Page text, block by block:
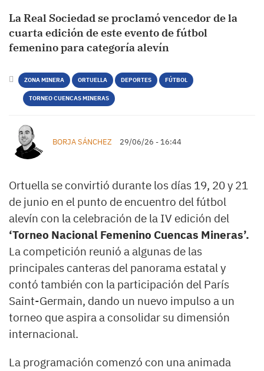
La Real Sociedad se proclamó vencedor de la
cuarta edición de este evento de fútbol
femenino para categoría alevín
ZONA MINERA ORTUELLA DEPORTES FÚTBOL
TORNEO CUENCAS MINERAS
BORJA SÁNCHEZ 29/06/26 - 16:44
Ortuella se convirtió durante los días 19, 20 y 21
de junio en el punto de encuentro del fútbol
alevín con la celebración de la IV edición del
‘Torneo Nacional Femenino Cuencas Mineras’.
La competición reunió a algunas de las
principales canteras del panorama estatal y
contó también con la participación del París
Saint-Germain, dando un nuevo impulso a un
torneo que aspira a consolidar su dimensión
internacional.
La programación comenzó con una animada